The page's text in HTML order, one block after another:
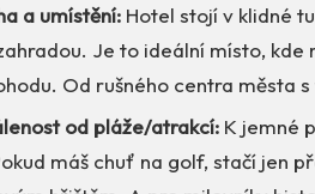
a umístění: Hotel stojí v klidné
Je to ideální místo, kde
Od rušného centra města
od pláže/atrakcí: K jemné
máš chuť na golf, stačí jen